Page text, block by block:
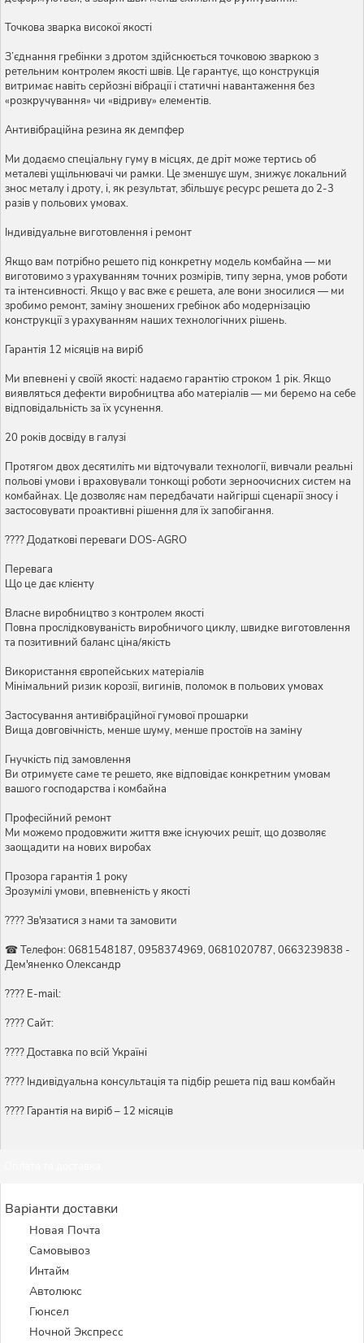
Точкова зварка високої якості
З’єднання гребінки з дротом здійснюється точковою зваркою з
ретельним контролем якості швів. Це гарантує, що конструкція
витримає навіть серйозні вібрації і статичні навантаження без
«розкручування» чи «відриву» елементів.
Антивібраційна резина як демпфер
Ми додаємо спеціальну гуму в місцях, де дріт може тертись об
металеві ущільнювачі чи рамки. Це зменшує шум, знижує локальний
знос металу і дроту, і, як результат, збільшує ресурс решета до 2-3
разів у польових умовах.
Індивідуальне виготовлення і ремонт
Якщо вам потрібно решето під конкретну модель комбайна — ми
виготовимо з урахуванням точних розмірів, типу зерна, умов роботи
та інтенсивності. Якщо у вас вже є решета, але вони зносилися — ми
зробимо ремонт, заміну зношених гребінок або модернізацію
конструкції з урахуванням наших технологічних рішень.
Гарантія 12 місяців на виріб
Ми впевнені у своїй якості: надаємо гарантію строком 1 рік. Якщо
виявляться дефекти виробництва або матеріалів — ми беремо на себе
відповідальність за їх усунення.
20 років досвіду в галузі
Протягом двох десятиліть ми відточували технології, вивчали реальні
польові умови і враховували тонкощі роботи зерноочисних систем на
комбайнах. Це дозволяє нам передбачати найгірші сценарії зносу і
застосовувати проактивні рішення для їх запобігання.
???? Додаткові переваги DOS-AGRO
Перевага
Що це дає клієнту
Власне виробництво з контролем якості
Повна прослідковуваність виробничого циклу, швидке виготовлення
та позитивний баланс ціна/якість
Використання європейських матеріалів
Мінімальний ризик корозії, вигинів, поломок в польових умовах
Застосування антивібраційної гумової прошарки
Вища довговічність, менше шуму, менше простоїв на заміну
Гнучкість під замовлення
Ви отримуєте саме те решето, яке відповідає конкретним умовам
вашого господарства і комбайна
Професійний ремонт
Ми можемо продовжити життя вже існуючих решіт, що дозволяє
заощадити на нових виробах
Прозора гарантія 1 року
Зрозумілі умови, впевненість у якості
???? Зв'язатися з нами та замовити
☎ Телефон: 0681548187, 0958374969, 0681020787, 0663239838 -
Дем'яненко Олександр
???? E-mail:
???? Сайт:
???? Доставка по всій Україні
????️ Індивідуальна консультація та підбір решета під ваш комбайн
???? Гарантія на виріб – 12 місяців
Варіанти доставки
Новая Почта
Самовывоз
Интайм
Автолюкс
Гюнсел
Ночной Экспресс